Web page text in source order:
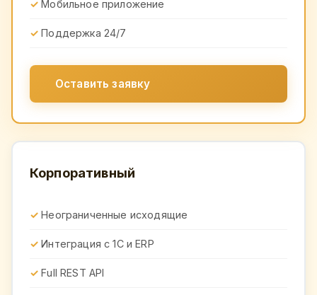
Мобильное приложение
Поддержка 24/7
Оставить заявку
Корпоративный
Неограниченные исходящие
Интеграция с 1С и ERP
Full REST API